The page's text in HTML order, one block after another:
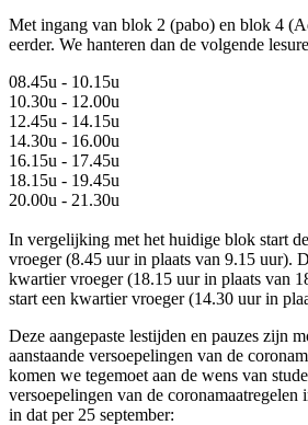
Met ingang van blok 2 (pabo) en blok 4
eerder. We hanteren dan de volgende
08.45u - 10.15u
10.30u - 12.00u
12.45u - 14.15u
14.30u - 16.00u
16.15u - 17.45u
18.15u - 19.45u
20.00u - 21.30u
In vergelijking met het huidige blok start
vroeger (8.45 uur in plaats van 9.15 uur).
kwartier vroeger (18.15 uur in plaats van
start een kwartier vroeger (14.30 uur in
Deze aangepaste lestijden en pauzes zijn
aanstaande versoepelingen van de
komen we tegemoet aan de wens van
versoepelingen van de coronamaatregelen
in dat per 25 september: